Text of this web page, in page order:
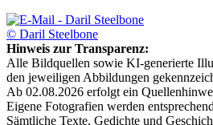
© Daril Steelbone
Hinweis zur Transparenz:
Alle Bildquellen sowie KI-generierte
den jeweiligen Abbildungen
Ab 02.08.2026 erfolgt ein
Eigene Fotografien werden
Sämtliche Texte, Gedichte und